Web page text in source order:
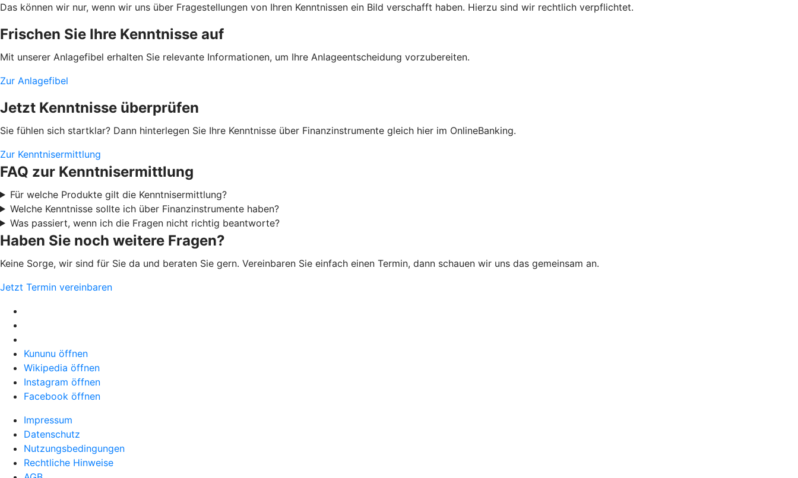
Das können wir nur, wenn wir uns über Fragestellungen von Ihren Kenntnissen ein Bild verschafft haben. Hierzu sind wir rechtlich verpflichtet.
Frischen Sie Ihre Kenntnisse auf
Mit unserer Anlagefibel erhalten Sie relevante Informationen, um Ihre Anlageentscheidung vorzubereiten.
Zur Anlagefibel
Jetzt Kenntnisse überprüfen
Sie fühlen sich startklar? Dann hinterlegen Sie Ihre Kenntnisse über Finanzinstrumente gleich hier im OnlineBanking.
Zur Kenntnisermittlung
FAQ zur Kenntnisermittlung
Für welche Produkte gilt die Kenntnisermittlung?
Welche Kenntnisse sollte ich über Finanzinstrumente haben?
Was passiert, wenn ich die Fragen nicht richtig beantworte?
Haben Sie noch weitere Fragen?
Keine Sorge, wir sind für Sie da und beraten Sie gern. Vereinbaren Sie einfach einen Termin, dann schauen wir uns das gemeinsam an.
Jetzt Termin vereinbaren
Kununu öffnen
Wikipedia öffnen
Instagram öffnen
Facebook öffnen
Impressum
Datenschutz
Nutzungsbedingungen
Rechtliche Hinweise